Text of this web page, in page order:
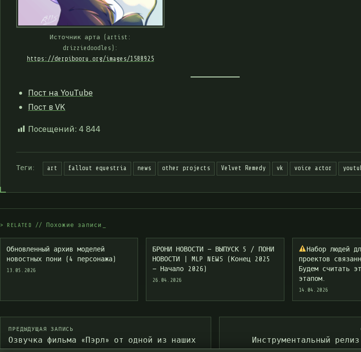
Источник арта (artist:
drizziedoodles):
https://derpibooru.org/images/1588925
Пост на YouTube
Пост в VK
Посещений: 4 844
Теги: art fallout equestria news other projects Velvet Remedy vk voice actor
> R E LATE D // Похож ие з а писи
Обновленный архив моделей
новостных пони (4 персонажа)
13.05.2026
БРОНИ НОВОСТИ — ВЫПУСК 5 / ПОНИ
НОВОСТИ | MLP NEWS (Конец 2025
— Начало 2026)
26.04.2026
Набор людей
проектов
Будем считать
этапом.
14.04.2026
ПРЕДЫДУЩАЯ ЗАПИСЬ
Озвучка фильма «Пэрл» от одной из наших
Инструментальный